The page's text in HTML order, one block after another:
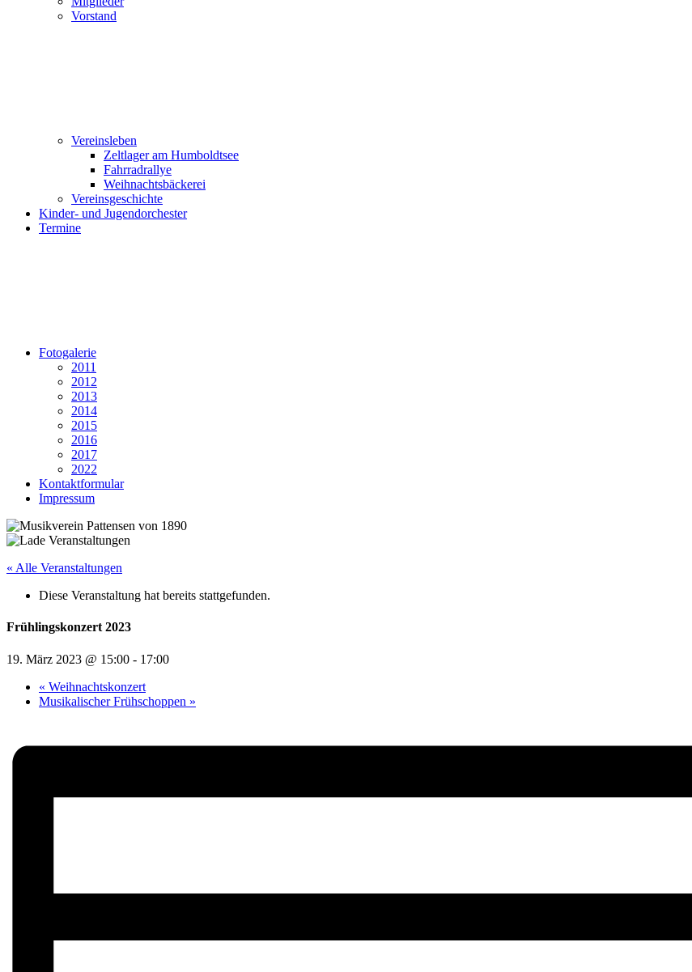
Vorstand
Vereinsleben
Zeltlager am Humboldtsee
Fahrradrallye
Weihnachtsbäckerei
Vereinsgeschichte
Kinder- und Jugendorchester
Termine
Fotogalerie
2011
2012
2013
2014
2015
2016
2017
2022
Kontaktformular
Impressum
« Alle Veranstaltungen
Diese Veranstaltung hat bereits stattgefunden.
Frühlingskonzert 2023
19. März 2023 @ 15:00 - 17:00
« Weihnachtskonzert
Musikalischer Frühschoppen »